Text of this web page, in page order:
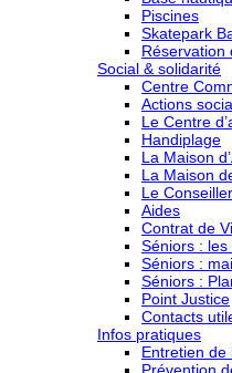
Piscines
Skatepark
Réservation
Social & solidarité
Centre
Actions
Le Centre
Handiplage
La Maison
La Maison
Le
Aides
Contrat de
Séniors :
Séniors :
Séniors :
Point Justice
Contacts
Infos pratiques
Entretien de